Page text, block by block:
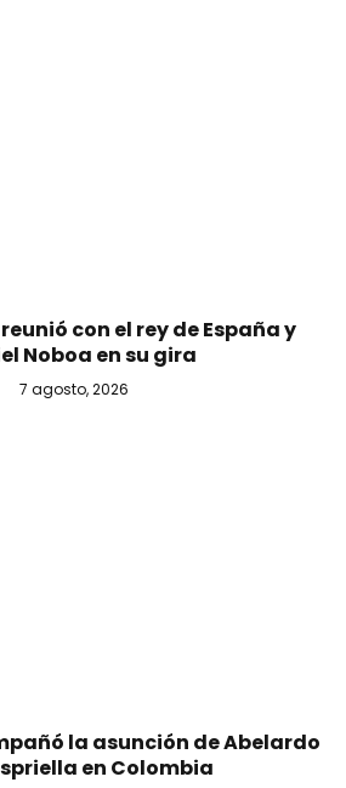
con el rey de España y
Noboa en su gira
7 agosto, 2026
la asunción de Abelardo
en Colombia